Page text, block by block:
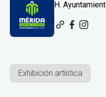
H.
Exhibición artística